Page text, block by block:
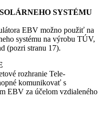
SYSTÉMU
EBV možno použiť na
systému na výrobu TÚV,
(pozri stranu 17).
rozhranie Tele-
komunikovať s
EBV za účelom vzdialeného